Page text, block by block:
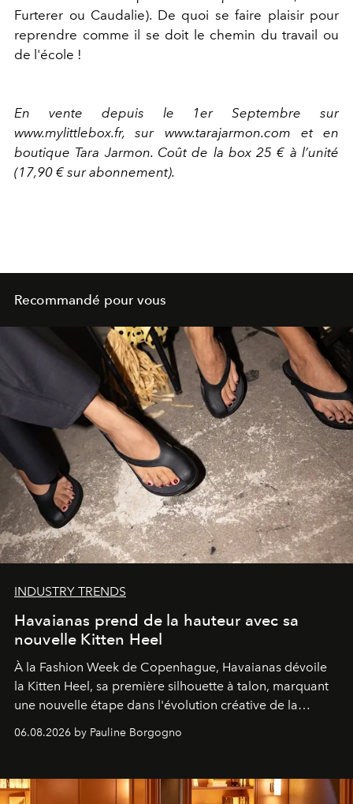
Furterer ou Caudalie). De quoi se faire plaisir pour
reprendre comme il se doit le chemin du travail ou
de l'école !
En vente depuis le 1er Septembre sur
www.mylittlebox.fr, sur www.tarajarmon.com et en
boutique Tara Jarmon. Coût de la box 25 € à l’unité
(17,90 € sur abonnement).
Recommandé pour vous
INDUSTRY TRENDS
Havaianas prend de la hauteur avec sa
nouvelle Kitten Heel
À la Fashion Week de Copenhague, Havaianas dévoile
la Kitten Heel, sa première silhouette à talon, marquant
une nouvelle étape dans l'évolution créative de la
06.08.2026 by Pauline Borgogno